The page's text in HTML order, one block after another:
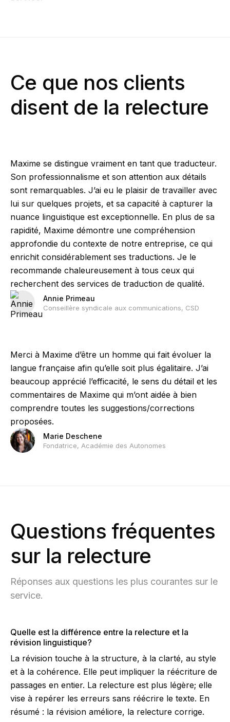
Ce que nos clients
disent de la relecture
Maxime se distingue vraiment en tant que traducteur.
Son professionnalisme et son attention aux détails
sont remarquables. J’ai eu le plaisir de travailler avec
lui sur quelques projets, et sa capacité à capturer la
nuance linguistique est exceptionnelle. En plus de sa
rapidité, Maxime démontre une compréhension
approfondie du contexte de notre entreprise, ce qui
enrichit considérablement ses traductions. Je le
recommande chaleureusement à tous ceux qui
recherchent des services de traduction de qualité.
Annie Primeau
Conseillère syndicale aux communications, CSD
Merci à Maxime d’être un homme qui fait évoluer la
langue française afin qu’elle soit plus égalitaire. J’ai
beaucoup apprécié l’efficacité, le sens du détail et les
commentaires de Maxime qui m’ont aidée à bien
comprendre toutes les suggestions/corrections
proposées.
Marie Deschene
Fondatrice, Académie des Autonomes
Questions fréquentes
sur la relecture
Réponses aux questions les plus courantes sur le
service.
Quelle est la différence entre la relecture et la
révision linguistique?
La révision touche à la structure, à la clarté, au style
et à la cohérence. Elle peut impliquer la réécriture de
passages en entier. La relecture est plus légère; elle
vise à repérer les erreurs sans réécrire le texte. En
résumé : la révision améliore, la relecture corrige.